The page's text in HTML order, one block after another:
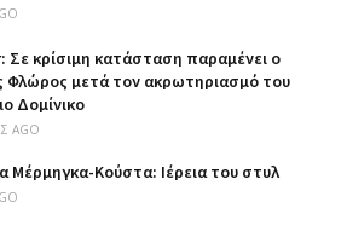
Σε κρίσιμη κατάσταση παραμένει ο
Φλώρος μετά τον ακρωτηριασμό του
Δομίνικο
AGO
Μέρμηγκα-Κούστα: Ιέρεια του στυλ